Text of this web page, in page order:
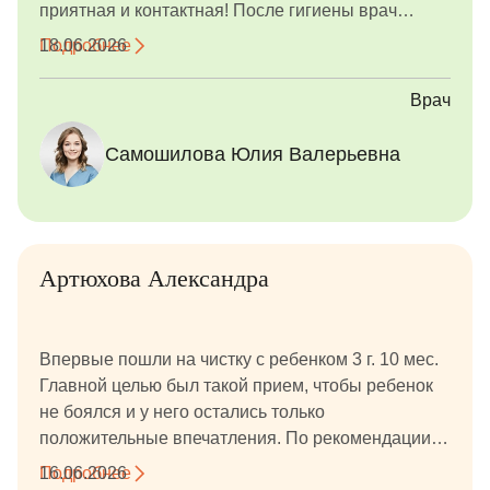
приятная и контактная! После гигиены врач
показала ребенку фото с индикатором налета,
Подробнее
18.06.2026
Врач
Самошилова Юлия Валерьевна
Артюхова Александра
Впервые пошли на чистку с ребенком 3 г. 10 мес.
Главной целью был такой прием, чтобы ребенок
не боялся и у него остались только
положительные впечатления. По рекомендации
знакомых обратились в данную клинику, к Алине
Подробнее
16.06.2026